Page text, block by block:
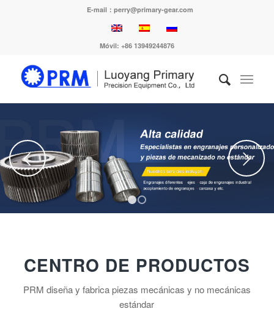
E-mail：perry@primary-gear.com
Móvil: +86 13949244876
Siguiente
CENTRO DE PRODUCTOS
PRM diseña y fabrica piezas mecánicas y no mecánicas
estándar